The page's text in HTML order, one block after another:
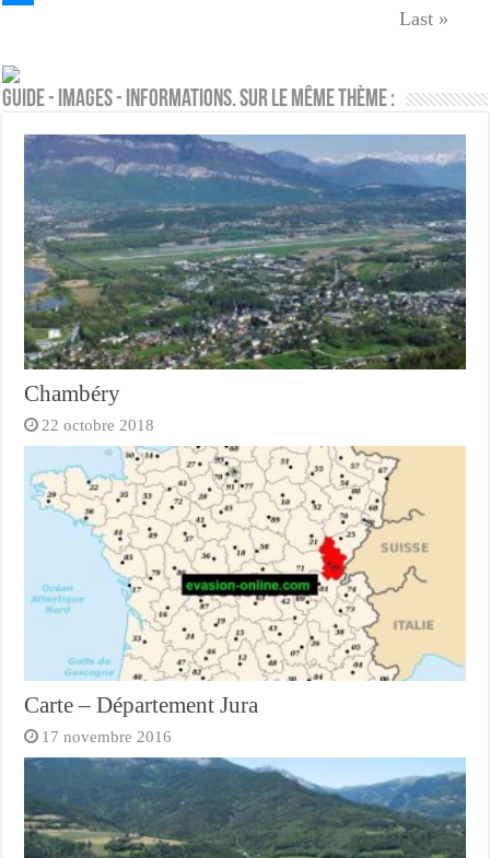
Last »
Guide - Images - Informations. Sur le même thème :
Chambéry
22 octobre 2018
Carte – Département Jura
17 novembre 2016